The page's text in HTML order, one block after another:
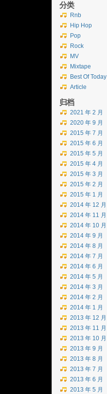
分类
Rnb
Hip Hop
Pop
Rock
MV
Mixtape
Best Of Today
Article
归档
2021 年 2 月
2020 年 9 月
2015 年 7 月
2015 年 6 月
2015 年 5 月
2015 年 4 月
2015 年 3 月
2015 年 2 月
2015 年 1 月
2014 年 12 月
2014 年 11 月
2014 年 10 月
2014 年 9 月
2014 年 8 月
2014 年 7 月
2014 年 6 月
2014 年 5 月
2014 年 3 月
2014 年 2 月
2014 年 1 月
2013 年 12 月
2013 年 11 月
2013 年 10 月
2013 年 9 月
2013 年 8 月
2013 年 7 月
2013 年 6 月
2013 年 5 月